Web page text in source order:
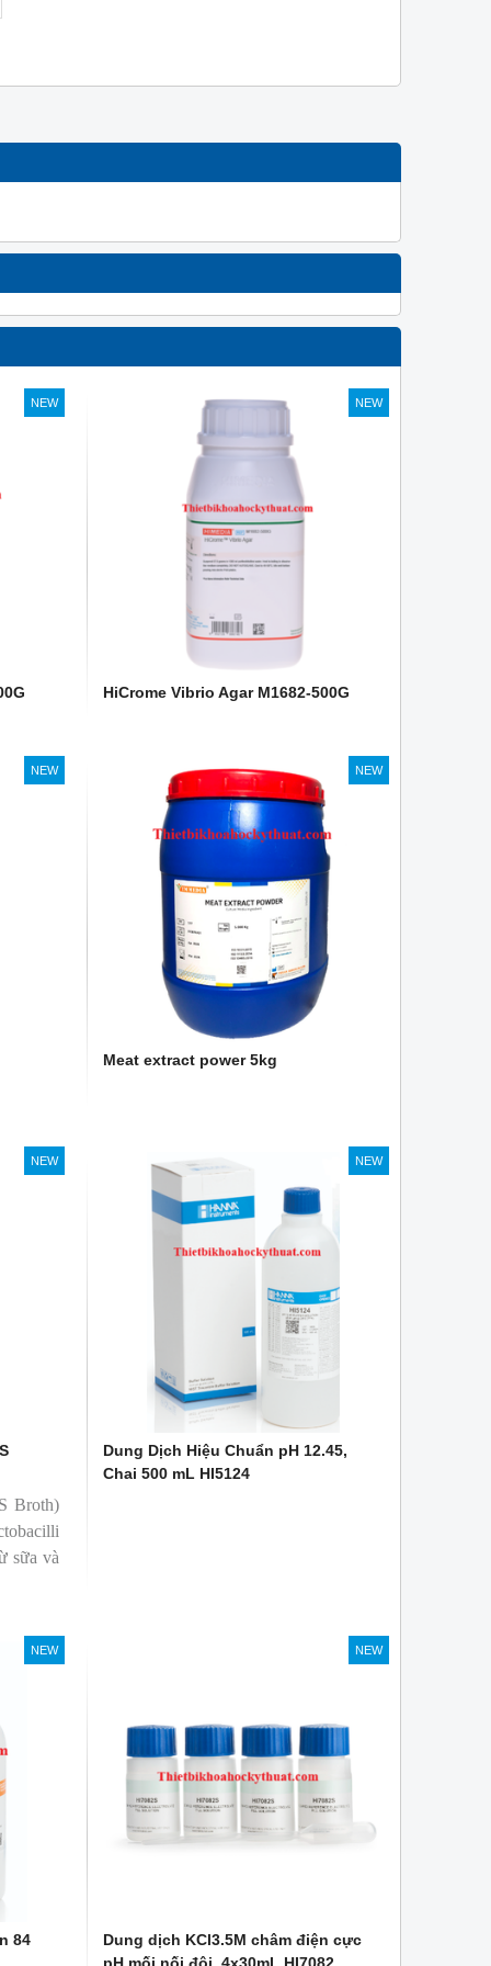
NEW NEW
HiCrome Vibrio Agar M1682-500G
NEW NEW
Meat extract power 5kg
NEW
Broth)
sữa và
NEW
Dung Dịch Hiệu Chuẩn pH 12.45,
Chai 500 mL HI5124
NEW
84
NEW
Dung dịch KCl3.5M châm điện cực